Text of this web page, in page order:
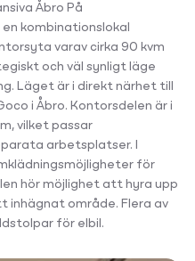
Åbro På
kombinationslokal
varav cirka 90 kvm
och väl synligt läge
Läget är i direkt närhet till
i Åbro. Kontorsdelen är i
vilket passar
arbetsplatser. I
för
hör möjlighet att hyra upp
inhägnat område. Flera av
för elbil.